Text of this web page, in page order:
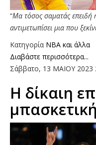
“Μα τόσος σαματάς επειδή
αντιμετωπίσει μια που
Κατηγορία NBA και άλλα
Διαβάστε περισσότερα...
Σάββατο, 13 ΜΑΙΟΥ 2023
Η δίκαιη